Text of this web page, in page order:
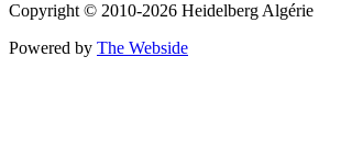
Copyright © 2010-2026 Heidelberg Algérie
Powered by The Webside